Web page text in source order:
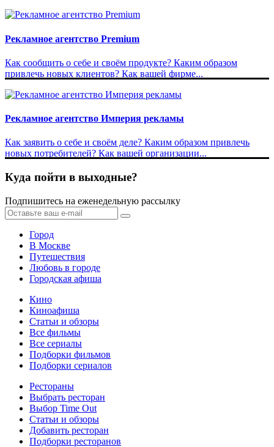
Рекламное агентство Premium
Как сообщить о себе и своём продукте? Каким образом
привлечь новых клиентов? Как вашей фирме...
Рекламное агентство Империя рекламы
Как заявить о себе и своём деле? Каким образом привлечь
новых потребителей? Как вашей организации...
Куда пойти в выходные?
Подпишитесь на еженедельную рассылку
Город
В Москве
Путешествия
Любовь в городе
Городская афиша
Кино
Киноафиша
Статьи и обзоры
Все фильмы
Все сериалы
Подборки фильмов
Подборки сериалов
Рестораны
Выбрать ресторан
Выбор Time Out
Статьи и обзоры
Добавить ресторан
Подборки ресторанов